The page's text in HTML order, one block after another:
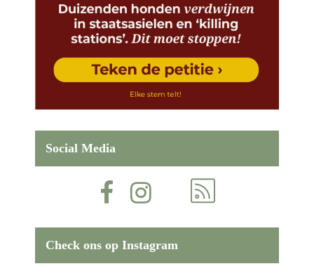
Social Media
Check ons op Instagram